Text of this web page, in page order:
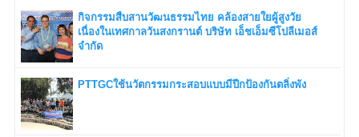
กิจกรรมสืบสานวัฒนธรรมไทย คล้องสายใยผู้สูงวัย
เนื่องในเทศกาลวันสงกรานต์ บริษัท เอ็ชเอ็มซีโปลีเมอส์
จำกัด
PTTGCใช้นวัตกรรมกระสอบแบบมีปีกป้องกันตลิ่งพัง